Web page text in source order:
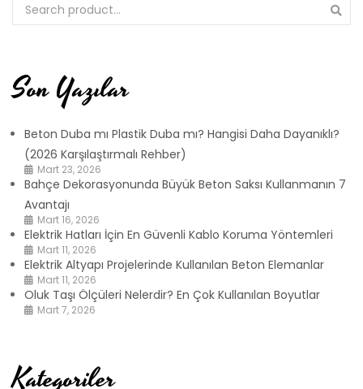
Son Yazılar
Beton Duba mı Plastik Duba mı? Hangisi Daha Dayanıklı?
(2026 Karşılaştırmalı Rehber)
Mart 23, 2026
Bahçe Dekorasyonunda Büyük Beton Saksı Kullanmanın 7
Avantajı
Mart 16, 2026
Elektrik Hatları İçin En Güvenli Kablo Koruma Yöntemleri
Mart 11, 2026
Elektrik Altyapı Projelerinde Kullanılan Beton Elemanlar
Mart 11, 2026
Oluk Taşı Ölçüleri Nelerdir? En Çok Kullanılan Boyutlar
Mart 7, 2026
Kategoriler